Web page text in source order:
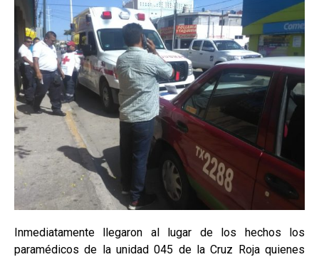
Inmediatamente llegaron al lugar de los hechos los
paramédicos de la unidad 045 de la Cruz Roja quienes